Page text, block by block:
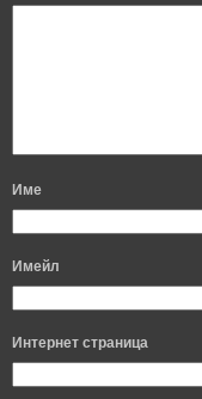
Име
Имейл
Интернет страница